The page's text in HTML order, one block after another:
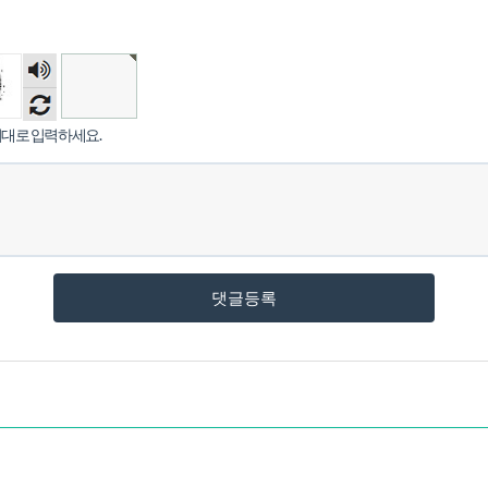
숫자
음성
듣기
로 입력하세요.
댓글등록